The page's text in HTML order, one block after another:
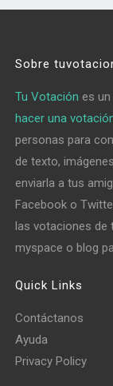
Sobre
Tu Votación es
hacer una
personas para
de texto,
enviarla a tus
Facebook o
las votaciones de
myspace o blog
Quick Links
Contáctanos
Ayuda
Privacy Policy